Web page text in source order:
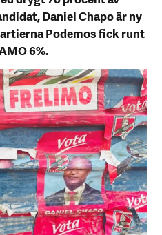
Daniel Chapo är ny
Podemos fick runt
6%.